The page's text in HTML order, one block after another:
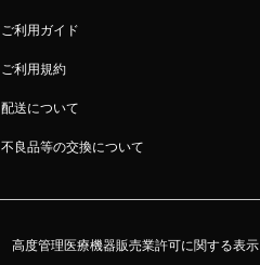
ご利用ガイド
ご利用規約
配送について
不良品等の交換について
高度管理医療機器販売業許可に関する表示